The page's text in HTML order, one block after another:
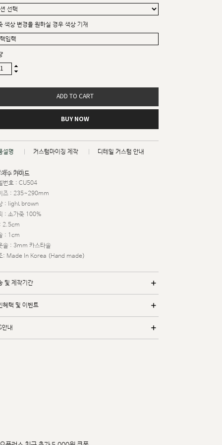
색상 변경을 원하실 경우 색상 기재
ADD TO CART
BUY NOW
설명 커스텀마이징 제작 디테일 커스텀 안내
치수 가이드
트 : 065
번호 : CU504
즈 : 235~290mm
: light brown
: 소가죽 100%
2.5cm
: 1cm
솔 : 3mm 카스타솔
: Made In Korea (Hand made)
및 제작기간
혜택 및 이벤트
내